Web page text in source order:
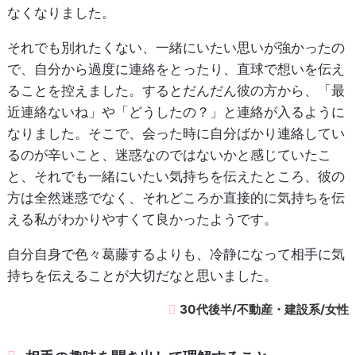
なくなりました。
それでも別れたくない、一緒にいたい思いが強かったの
で、自分から過度に連絡をとったり、直球で想いを伝え
ることを控えました。するとだんだん彼の方から、「最
近連絡ないね」や「どうしたの？」と連絡が入るように
なりました。そこで、会った時に自分ばかり連絡してい
るのが辛いこと、迷惑なのではないかと感じていたこ
と、それでも一緒にいたい気持ちを伝えたところ、彼の
方は全然迷惑でなく、それどころか直接的に気持ちを伝
える私がわかりやすくて良かったようです。
自分自身で色々葛藤するよりも、冷静になって相手に気
持ちを伝えることが大切だなと思いました。
30代後半/不動産・建設系/女性